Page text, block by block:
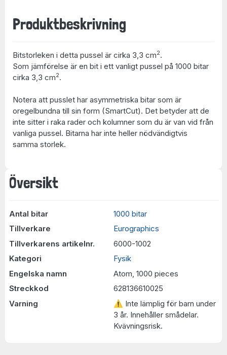
Översikt
Antal bitar
1000 bitar
Tillverkare
Eurographics
Tillverkarens artikelnr.
6000-1002
Kategori
Fysik
Engelska namn
Atom, 1000 pieces
Streckkod
628136610025
Varning
⚠ Inte lämplig för barn under
3 år. Innehåller smådelar.
Kvävningsrisk.
Produktbeskrivning
Bitstorleken i detta pussel är cirka 3,3 cm2.
Som jämförelse är en bit i ett vanligt pussel på 1000 bitar
cirka 3,3 cm2.
Notera att pusslet har asymmetriska bitar som är
oregelbundna till sin form (SmartCut). Det betyder att de
inte sitter i raka rader och kolumner som du är van vid från
vanliga pussel. Bitarna har inte heller nödvändigtvis
samma storlek.